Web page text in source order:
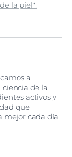
la piel*.
a
de la
activos y
que
mejor cada día.